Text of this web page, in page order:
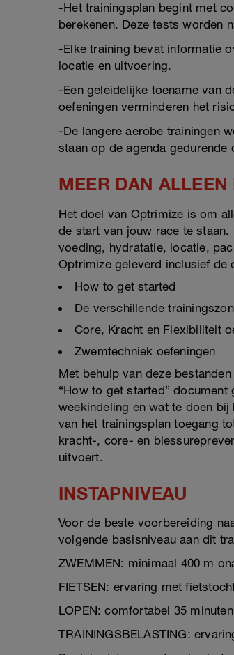
-Het trainingsplan begint met
berekenen. Deze tests worden
-Elke training bevat informatie
locatie en uitvoering.
-Een geleidelijke toename van
oefeningen verminderen het
-De langere aerobe trainingen
staan op de agenda gedurende
MEER DAN ALLEEN
Het doel van Optrimize is om
de start van jouw race te
voeding, hydratatie, locatie,
Optrimize geleverd inclusief de
How to get started
De verschillende
Core, Kracht en Flexibiliteit
Zwemtechniek oefeningen
Met behulp van deze
“How to get started”
weekindeling en wat te doen
van het trainingsplan toegang
kracht-, core- en
uitvoert.
INSTAPNIVEAU
Voor de beste voorbereiding
volgende basisniveau aan dit
ZWEMMEN: minimaal 400 m
FIETSEN: ervaring met
LOPEN: comfortabel 35
TRAININGSBELASTING: